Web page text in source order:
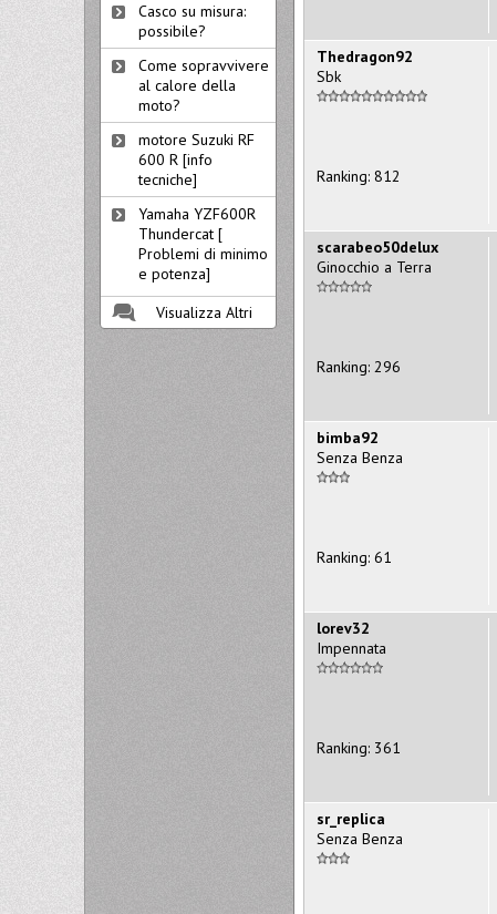
Thedragon92
Sbk
Ranking: 812
scarabeo50delux
Ginocchio a Terra
Ranking: 296
bimba92
Senza Benza
Ranking: 61
lorev32
Impennata
Ranking: 361
sr_replica
Senza Benza
Casco su misura:
possibile?
Come sopravvivere
al calore della
moto?
motore Suzuki RF
600 R [info
tecniche]
Yamaha YZF600R
Thundercat [
Problemi di minimo
e potenza]
Visualizza Altri